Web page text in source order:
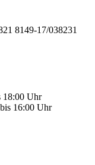
8149-17/038231
18:00 Uhr
16:00 Uhr